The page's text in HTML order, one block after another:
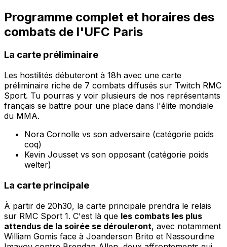
Programme complet et horaires des
combats de l'UFC Paris
La carte préliminaire
Les hostilités débuteront à 18h avec une carte
préliminaire riche de 7 combats diffusés sur Twitch RMC
Sport. Tu pourras y voir plusieurs de nos représentants
français se battre pour une place dans l'élite mondiale
du MMA.
Nora Cornolle vs son adversaire (catégorie poids
coq)
Kevin Jousset vs son opposant (catégorie poids
welter)
La carte principale
À partir de 20h30, la carte principale prendra le relais
sur RMC Sport 1. C'est là que les combats les plus
attendus de la soirée se dérouleront, avec notamment
William Gomis face à Joanderson Brito et Nassourdine